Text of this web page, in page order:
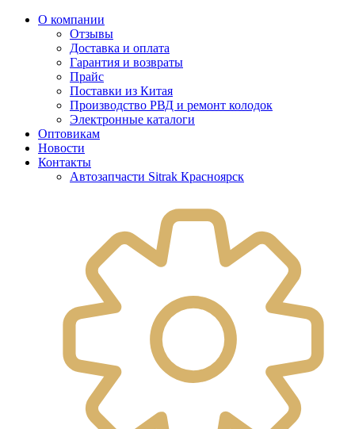
О компании
Отзывы
Доставка и оплата
Гарантия и возвраты
Прайс
Поставки из Китая
Производство РВД и ремонт колодок
Электронные каталоги
Оптовикам
Новости
Контакты
Автозапчасти Sitrak Красноярск